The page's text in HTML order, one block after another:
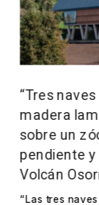
“Tres
madera
sobre un
pendiente y
Volcán
“Las tres